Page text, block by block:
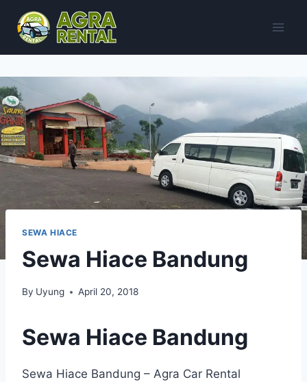
content
SEWA HIACE
Sewa Hiace Bandung
By Uyung April 20, 2018
Sewa Hiace Bandung
Sewa Hiace Bandung – Agra Car Rental